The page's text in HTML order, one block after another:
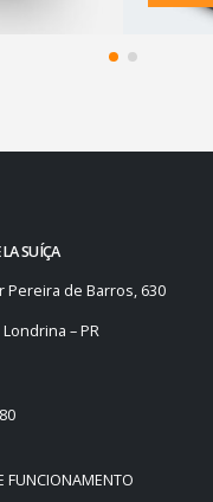
SUÍÇA
Pereira de Barros, 630
– PR
FUNCIONAMENTO